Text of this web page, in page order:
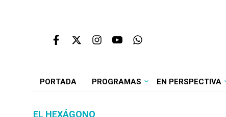
PORTADA PROGRAMAS EN PERSPECTIVA
EL HEXÁGONO